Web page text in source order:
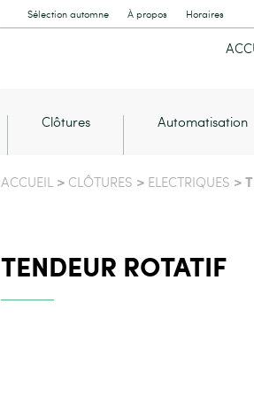
Sélection automne À propos Horaires
Clôtures Automatisation
ACCUEIL > CLÔTURES > ELECTRIQUES >
TENDEUR ROTATIF